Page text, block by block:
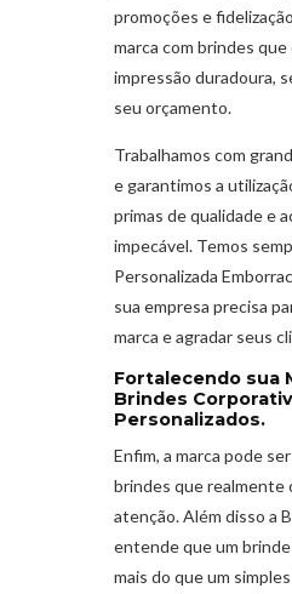
promoções e
marca com brindes que
impressão duradoura,
seu orçamento.
Trabalhamos com
e garantimos a
primas de qualidade e
impecável. Temos
Personalizada
sua empresa precisa
marca e agradar seus
Fortalecendo sua
Brindes
Personalizados.
Enfim, a marca pode
brindes que realmente
atenção. Além disso a
entende que um
mais do que um